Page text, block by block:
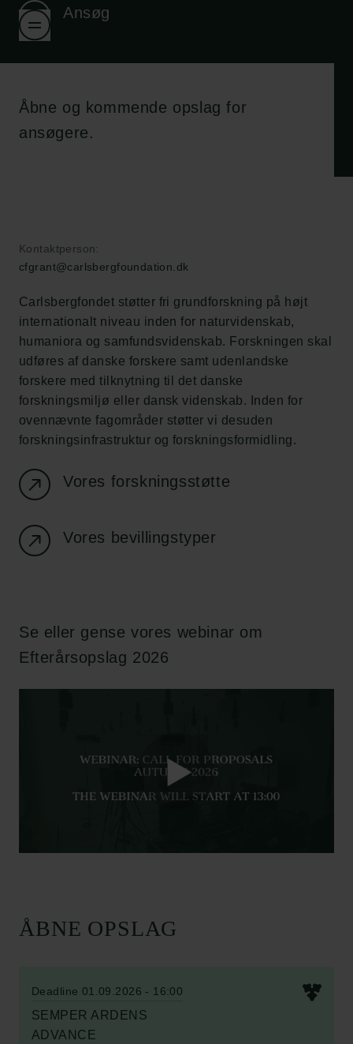
Ansøg
Åbne og kommende opslag for
ansøgere.
Kontaktperson:
cfgrant@carlsbergfoundation.dk
Carlsbergfondet støtter fri grundforskning på højt
internationalt niveau inden for naturvidenskab,
humaniora og samfundsvidenskab. Forskningen skal
udføres af danske forskere samt udenlandske
forskere med tilknytning til det danske
forskningsmiljø eller dansk videnskab. Inden for
ovennævnte fagområder støtter vi desuden
forskningsinfrastruktur og forskningsformidling.
Vores forskningsstøtte
Vores bevillingstyper
Se eller gense vores webinar om
Efterårsopslag 2026
ÅBNE OPSLAG
Deadline 01.09.2026 - 16:00
SEMPER ARDENS
ADVANCE